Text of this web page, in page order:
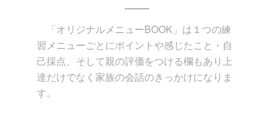
「オリジナルメニューBOOK」は１つの練
習メニューごとにポイントや感じたこと・自
己採点、そして親の評価をつける欄もあり上
達だけでなく家族の会話のきっかけになりま
す。